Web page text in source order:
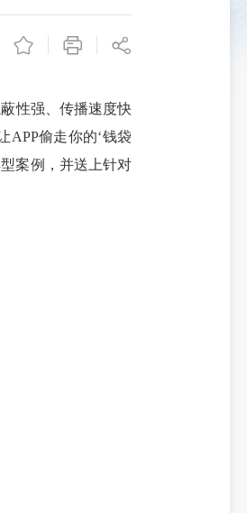
性强、传播速度快
APP偷走你的‘钱袋
案例，并送上针对